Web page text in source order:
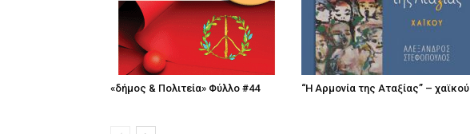
«δήμος & Πολιτεία» Φύλλο #44 “Η Αρμονία της Αταξίας” – χαϊκού